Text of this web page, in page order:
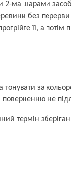
2-ма шарами
без
її, а потім
за
поверненню не
термін